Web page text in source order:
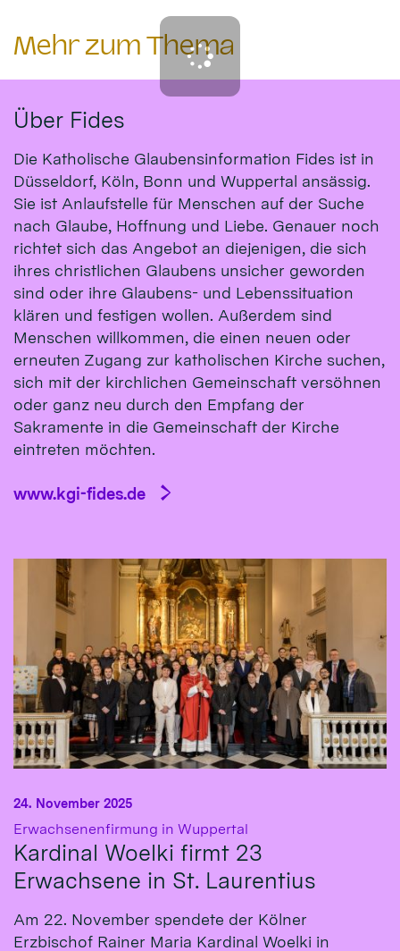
Mehr zum Thema
Über Fides
Die Katholische Glaubensinformation Fides ist in
Düsseldorf, Köln, Bonn und Wuppertal ansässig.
Sie ist Anlaufstelle für Menschen auf der Suche
nach Glaube, Hoffnung und Liebe. Genauer noch
richtet sich das Angebot an diejenigen, die sich
ihres christlichen Glaubens unsicher geworden
sind oder ihre Glaubens- und Lebenssituation
klären und festigen wollen. Außerdem sind
Menschen willkommen, die einen neuen oder
erneuten Zugang zur katholischen Kirche suchen,
sich mit der kirchlichen Gemeinschaft versöhnen
oder ganz neu durch den Empfang der
Sakramente in die Gemeinschaft der Kirche
eintreten möchten.
www.kgi-fides.de
Erwachsenenfirmung in Wuppertal
Kardinal Woelki firmt 23
Erwachsene in St. Laurentius
24. November 2025
Am 22. November spendete der Kölner
Erzbischof Rainer Maria Kardinal Woelki in